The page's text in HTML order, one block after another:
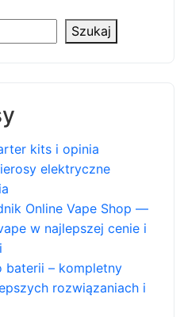
Szukaj
kits i opinia
elektryczne
Online Vape Shop —
w najlepszej cenie i
baterii – kompletny
rozwiązaniach i